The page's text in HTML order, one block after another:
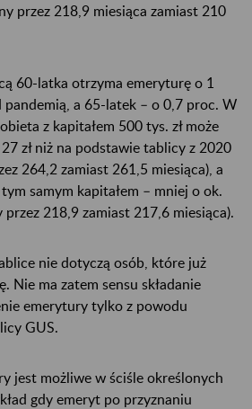
przez 218,9 miesiąca zamiast 210
60-latka otrzyma emeryturę o 1
pandemią, a 65-latek – o 0,7 proc. W
z kapitałem 500 tys. zł może
zł niż na podstawie tablicy z 2020
264,2 zamiast 261,5 miesiąca), a
samym kapitałem – mniej o ok.
przez 218,9 zamiast 217,6 miesiąca).
nie dotyczą osób, które już
Nie ma zatem sensu składanie
emerytury tylko z powodu
GUS.
jest możliwe w ściśle określonych
gdy emeryt po przyznaniu